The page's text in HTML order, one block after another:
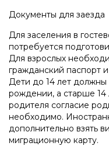
Документы для заезда
Для заселения в
потребуется
Для взрослых
гражданский паспорт
Дети до 14 лет должны
рождении, а старше 14
родителя согласие
необходимо.
дополнительно взять
миграционную карту.